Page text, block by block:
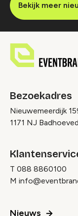
Bekijk meer
Bezoekadres
Nieuwemeerdijk
1171 NJ
T 088 8860100
M
Nieuws